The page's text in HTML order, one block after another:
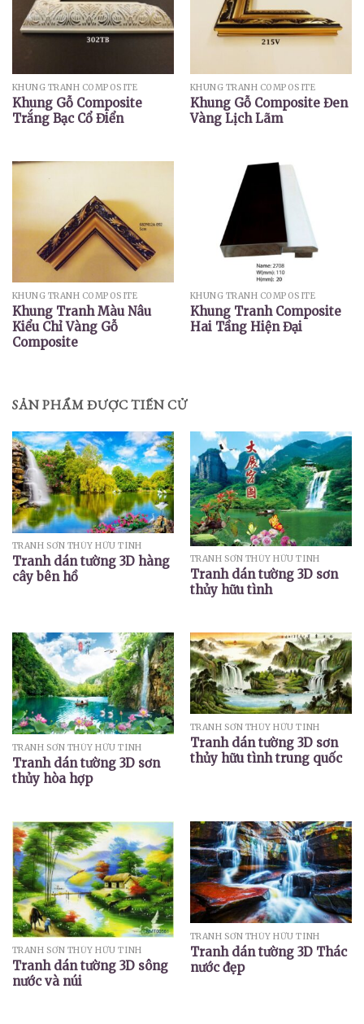
KHUNG TRANH COMPOSITE
Khung Gỗ Composite
Trắng Bạc Cổ Điển
KHUNG TRANH COMPOSITE
Khung Gỗ Composite Đen
Vàng Lịch Lãm
KHUNG TRANH COMPOSITE
Khung Tranh Màu Nâu
Kiểu Chỉ Vàng Gỗ
Composite
KHUNG TRANH COMPOSITE
Khung Tranh Composite
Hai Tầng Hiện Đại
SẢN PHẨM ĐƯỢC TIẾN CỬ
TRANH SƠN THỦY HỮU TÌNH
Tranh dán tường 3D hàng
cây bên hồ
TRANH SƠN THỦY HỮU TÌNH
Tranh dán tường 3D sơn
thủy hữu tình
TRANH SƠN THỦY HỮU TÌNH
Tranh dán tường 3D sơn
thủy hòa hợp
TRANH SƠN THỦY HỮU TÌNH
Tranh dán tường 3D sơn
thủy hữu tình trung quốc
TRANH SƠN THỦY HỮU TÌNH
Tranh dán tường 3D sông
nước và núi
TRANH SƠN THỦY HỮU TÌNH
Tranh dán tường 3D Thác
nước đẹp